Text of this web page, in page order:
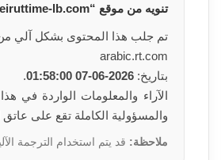
تنويه من موقع “beiruttime-lb.com”:
تم جلب هذا المحتوى بشكل آلي
arabic.rt.com
بتاريخ:2026-06-07 01:58:00
.
والمسؤولية الكاملة تقع على
ملاحظة: قد يتم استخدام الترجمة